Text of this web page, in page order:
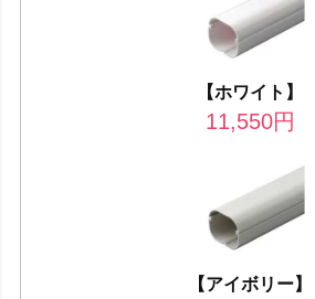
【ホワイト】
11,550円
【アイボリー】